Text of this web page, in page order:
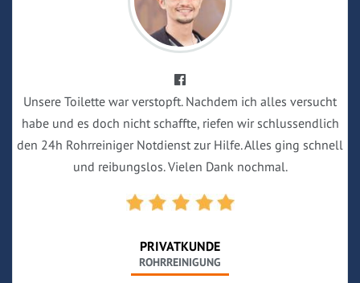
Unsere Toilette war verstopft. Nachdem ich alles versucht
habe und es doch nicht schaffte, riefen wir schlussendlich
den 24h Rohrreiniger Notdienst zur Hilfe. Alles ging schnell
und reibungslos. Vielen Dank nochmal.
PRIVATKUNDE
ROHRREINIGUNG